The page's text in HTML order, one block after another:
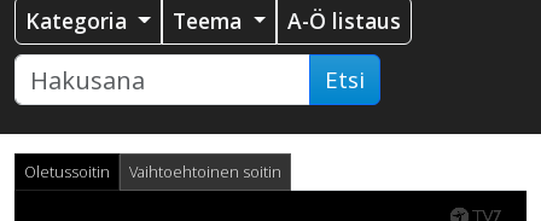
Kategoria Teema A-Ö listaus
Etsi
Oletussoitin Vaihtoehtoinen soitin